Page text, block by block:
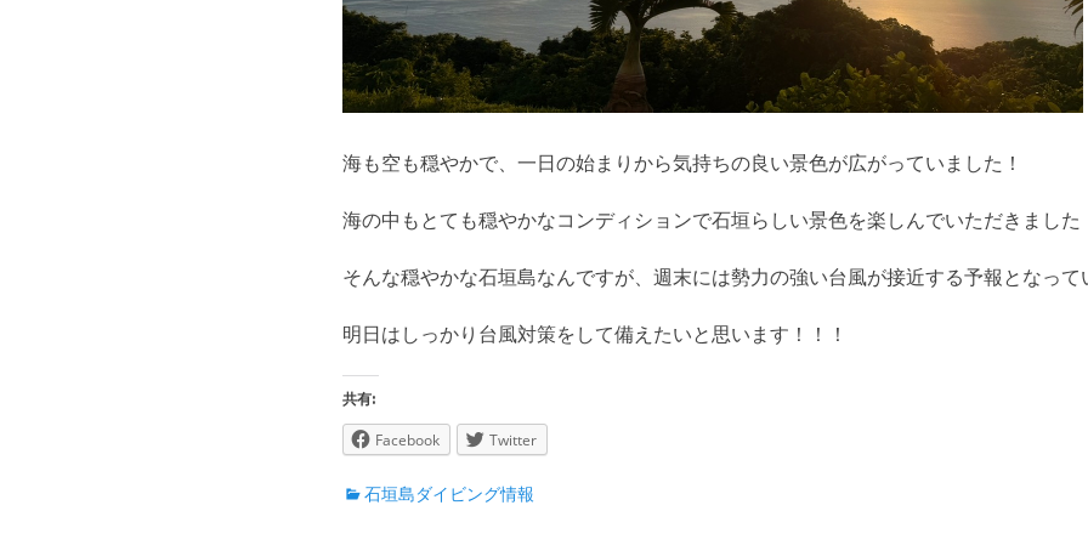
海も空も穏やかで、一日の始まりから気持ちの良い景色が広がっていました！
海の中もとても穏やかなコンディションで石垣らしい景色を楽しんでいただきました
そんな穏やかな石垣島なんですが、週末には勢力の強い台風が接近する予報となって
明日はしっかり台風対策をして備えたいと思います！！！
共有:
Facebook Twitter
カ 石垣島ダイビング情報